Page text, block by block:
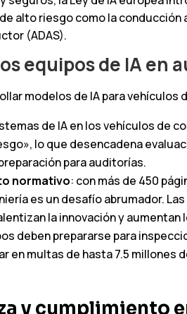
alto riesgo como la
(ADAS).
equipos de IA en
modelos de IA para vehículos
de IA en los vehículos de
lo que desencadena
para auditorías.
normativo: con más de 450
es un desafío abrumador.
la innovación y aumentan
deben prepararse para
en multas de hasta 7.5 millones
y cumplimiento